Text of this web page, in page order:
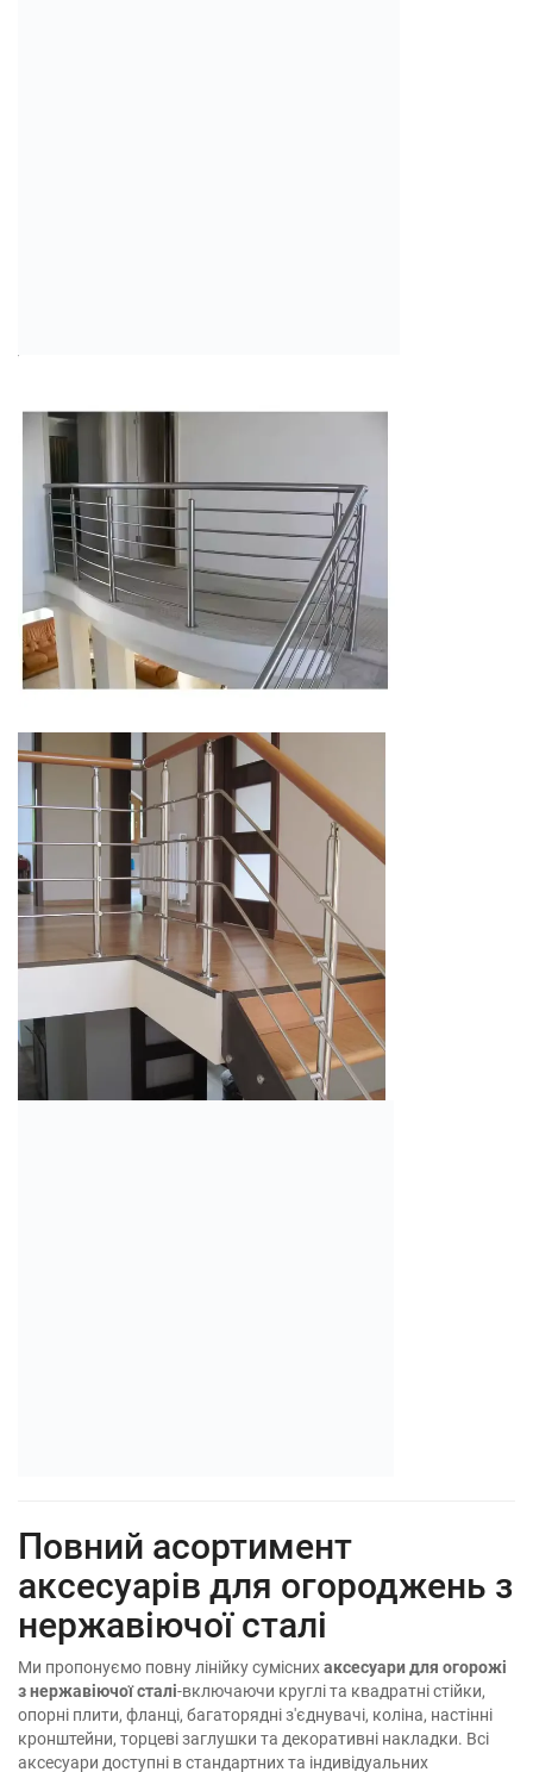
Повний асортимент
аксесуарів для огороджень з
нержавіючої сталі
Ми пропонуємо повну лінійку суміснихаксесуари для огорожі
з нержавіючої сталі-включаючи круглі та квадратні стійки,
опорні плити, фланці, багаторядні з'єднувачі, коліна, настінні
кронштейни, торцеві заглушки та декоративні накладки. Всі
аксесуари доступні в стандартних та індивідуальних